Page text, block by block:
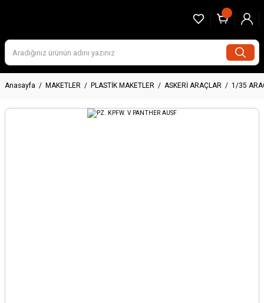
Anasayfa MAKETLER PLASTİK MAKETLER ASKERİ ARAÇLAR 1/35